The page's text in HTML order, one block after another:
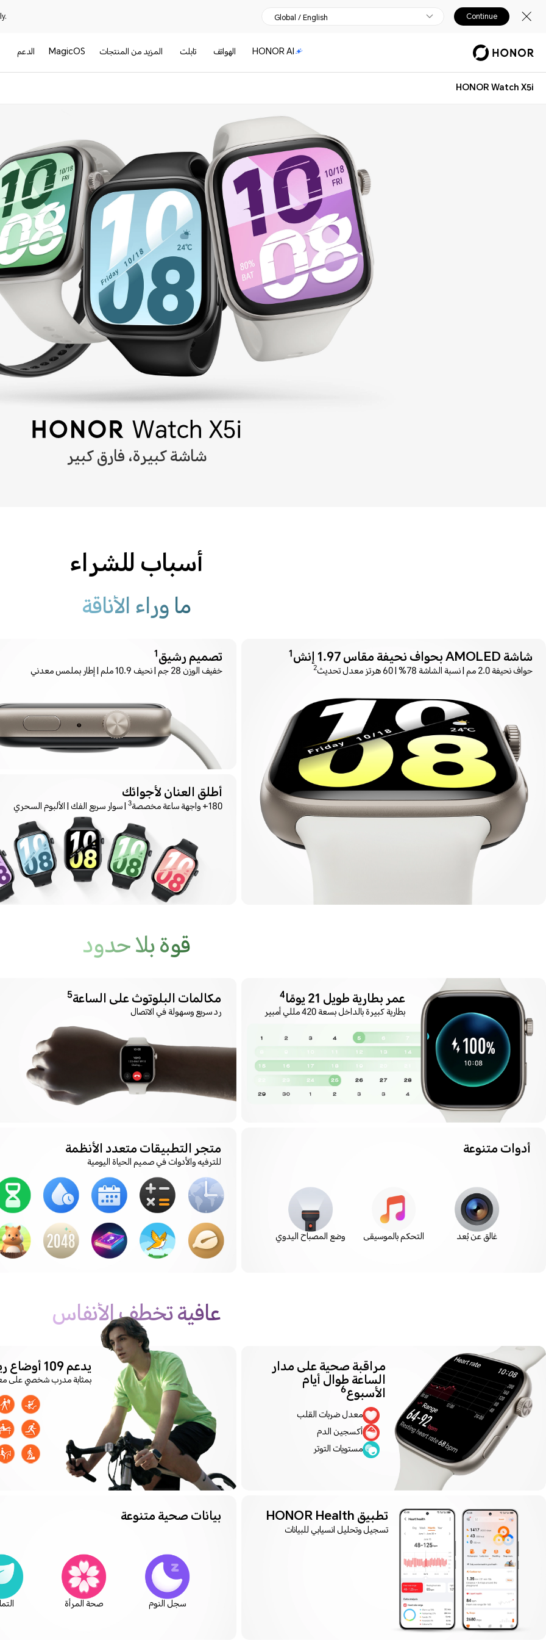
Global / English Continue
HONOR AI الهواتف تابلت المزيد من المنتجات MagicOS الدعم
HONOR Watch X5i
شاشة كبيرة، فارق كبير
أسباب للشراء
ما وراء الأناقة
شاشة AMOLED بحواف نحيفة مقاس 1.97 إنش 1
حواف نحيفة 2.0 مم | نسبة الشاشة 78% | 60 هرتز معدل تحديث 2 تصميم رشيق1
خفيف الوزن 28 جم | نحيف 10.9 ملم | إطار بملمس معدني
أطلق العنان لأجوائك
180+ واجهة ساعة مخصصة 3| سوار سريع الفك | الألبوم السحري
قوة بلا حدود
عمر بطارية طويل 21 يومًا 4
بطارية كبيرة بالداخل بسعة 420 مللي أمبير
مكالمات البلوتوث على الساعة5
رد سريع وسهولة في الاتصال
غالق عن بُعد التحكم بالموسيقى وضع المصباح اليدوي
أدوات متنوعة متجر التطبيقات متعدد الأنظمة
للترفيه والأدوات في صميم الحياة اليومية
عافية تخطف الأنفاس
معدل ضربات القلب
أكسجين الدم
مستويات التوتر
مراقبة صحية على مدار
الساعة طوال أيام
الأسبوع6
يدعم 109 أوضاع رياضية
بمثابة مدرب شخصي
تطبيق HONOR Health
تسجيل وتحليل انسيابي للبيانات
سجل النوم صحة المرأة
بيانات صحية متنوعة